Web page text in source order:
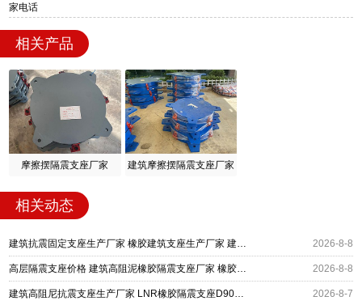
家电话
相关产品
摩擦摆隔震支座厂家 建筑摩擦摆隔震支座厂家
相关动态
建筑抗震固定支座生产厂家 橡胶建筑支座生产厂家 建筑高阻尼减震隔震支座厂家 2026-8-8
高层隔震支座价格 建筑高阻泥橡胶隔震支座厂家 橡胶隔离支座 2026-8-8
建筑高阻尼抗震支座生产厂家 LNR橡胶隔震支座D900 铅芯建筑橡胶隔震支座 2026-8-7